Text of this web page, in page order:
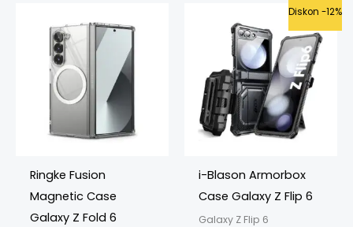
Ringke Fusion
Magnetic Case
Galaxy Z Fold 6
Diskon -12%
i-Blason Armorbox
Case Galaxy Z Flip 6
Galaxy Z Flip 6
Original
was:
Rp899.000.
is: